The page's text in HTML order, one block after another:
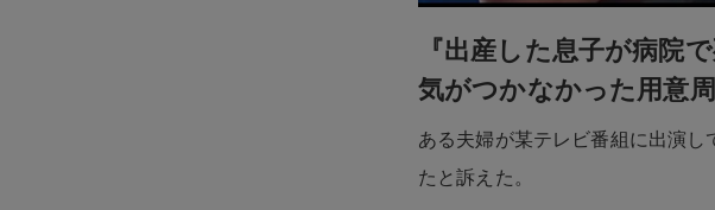
『出産した息子が病院
気がつかなかった用意
ある夫婦が某テレビ番組に出演
たと訴えた。